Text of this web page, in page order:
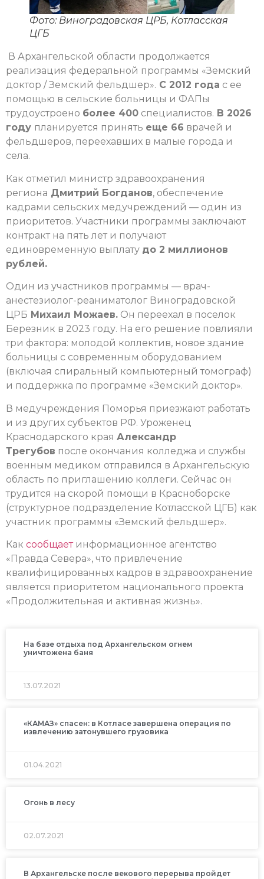
Фото: Виноградовская ЦРБ, Котласская
ЦГБ
В Архангельской области продолжается
реализация федеральной программы «Земский
доктор / Земский фельдшер». С 2012 года с ее
помощью в сельские больницы и ФАПы
трудоустроено более 400 специалистов. В 2026
году планируется принять еще 66 врачей и
фельдшеров, переехавших в малые города и
села.
Как отметил министр здравоохранения
региона Дмитрий Богданов, обеспечение
кадрами сельских медучреждений — один из
приоритетов. Участники программы заключают
контракт на пять лет и получают
единовременную выплату до 2 миллионов
рублей.
Один из участников программы — врач-
анестезиолог-реаниматолог Виноградовской
ЦРБ Михаил Можаев. Он переехал в поселок
Березник в 2023 году. На его решение повлияли
три фактора: молодой коллектив, новое здание
больницы с современным оборудованием
(включая спиральный компьютерный томограф)
и поддержка по программе «Земский доктор».
В медучреждения Поморья приезжают работать
и из других субъектов РФ. Уроженец
Краснодарского края Александр
Трегубов после окончания колледжа и службы
военным медиком отправился в Архангельскую
область по приглашению коллеги. Сейчас он
трудится на скорой помощи в Красноборске
(структурное подразделение Котласской ЦГБ) как
участник программы «Земский фельдшер».
Как сообщаетинформационное агентство
«Правда Севера», что привлечение
квалифицированных кадров в здравоохранение
является приоритетом национального проекта
«Продолжительная и активная жизнь».
На базе отдыха под Архангельском огнем
уничтожена баня
13.07.2021
«КАМАЗ» спасен: в Котласе завершена операция по
извлечению затонувшего грузовика
01.04.2021
Огонь в лесу
02.07.2021
В Архангельске после векового перерыва пройдет